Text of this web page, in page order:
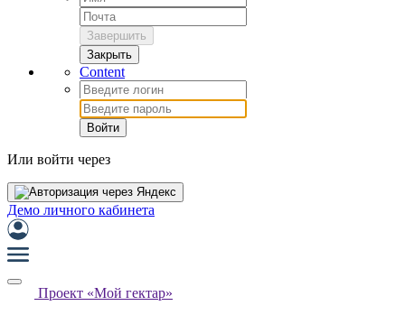
Завершить
Закрыть
Content
Войти
Или войти через
Демо личного кабинета
Проект «Мой гектар»